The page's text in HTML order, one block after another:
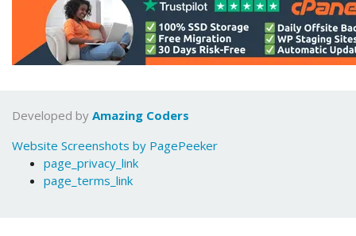
Developed by Amazing Coders
Website Screenshots by PagePeeker
page_privacy_link
page_terms_link